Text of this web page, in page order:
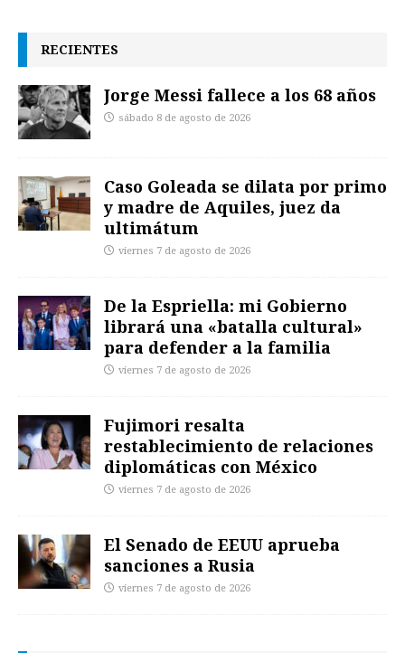
RECIENTES
Jorge Messi fallece a los 68 años
sábado 8 de agosto de 2026
Caso Goleada se dilata por primo
y madre de Aquiles, juez da
ultimátum
viernes 7 de agosto de 2026
De la Espriella: mi Gobierno
librará una «batalla cultural»
para defender a la familia
viernes 7 de agosto de 2026
Fujimori resalta
restablecimiento de relaciones
diplomáticas con México
viernes 7 de agosto de 2026
El Senado de EEUU aprueba
sanciones a Rusia
viernes 7 de agosto de 2026